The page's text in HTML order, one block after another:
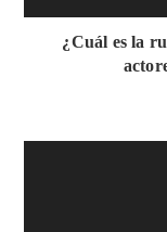
¿Cuál es la